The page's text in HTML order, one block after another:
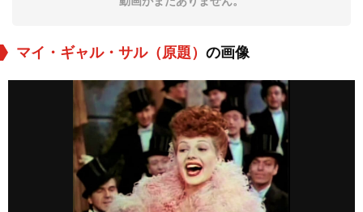
マイ・ギャル・サル（原題） の画像